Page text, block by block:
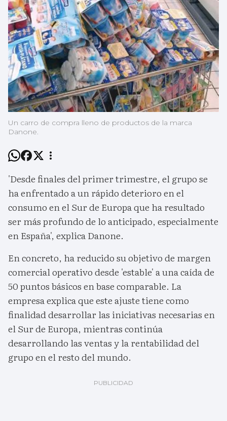
Un carro de compra lleno de productos de la marca
Danone.
'Desde finales del primer trimestre, el grupo se
ha enfrentado a un rápido deterioro en el
consumo en el Sur de Europa que ha resultado
ser más profundo de lo anticipado, especialmente
en España', explica Danone.
En concreto, ha reducido su objetivo de margen
comercial operativo desde 'estable' a una caída de
50 puntos básicos en base comparable. La
empresa explica que este ajuste tiene como
finalidad desarrollar las iniciativas necesarias en
el Sur de Europa, mientras continúa
desarrollando las ventas y la rentabilidad del
grupo en el resto del mundo.